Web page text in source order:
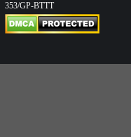
353/GP-BTTT